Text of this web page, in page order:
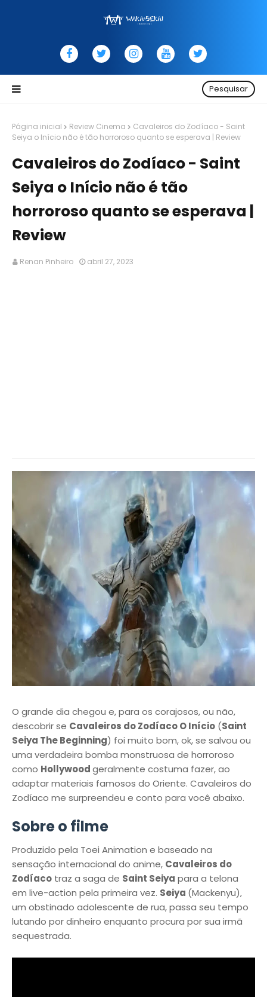
Pesquisar
Página inicial Review Cinema
Cavaleiros do Zodíaco - Saint
Seiya o Início não é tão horroroso quanto se esperava | Review
Cavaleiros do Zodíaco - Saint
Seiya o Início não é tão
horroroso quanto se esperava |
Review
Renan Pinheiro abril 27, 2023
O grande dia chegou e, para os corajosos, ou não,
descobrir se Cavaleiros do Zodíaco O Início (Saint
Seiya The Beginning) foi muito bom, ok, se salvou ou
uma verdadeira bomba monstruosa de horroroso
como Hollywoodgeralmente costuma fazer, ao
adaptar materiais famosos do Oriente. Cavaleiros do
Zodíaco me surpreendeu e conto para você abaixo.
Sobre o filme
Produzido pela Toei Animation e baseado na
sensação internacional do anime, Cavaleiros do
Zodíaco traz a saga de Saint Seiya para a telona
em live-action pela primeira vez. Seiya (Mackenyu),
um obstinado adolescente de rua, passa seu tempo
lutando por dinheiro enquanto procura por sua irmã
sequestrada.